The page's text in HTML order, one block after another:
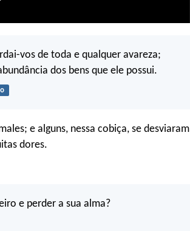
vos de toda e qualquer avareza;
dos bens que ele possui.
e alguns, nessa cobiça, se desviaram
dores.
e perder a sua alma?